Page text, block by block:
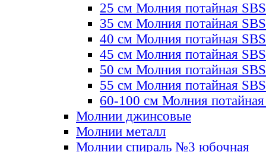
25 см Молния потайная SBS
35 см Молния потайная SBS
40 см Молния потайная SBS
45 см Молния потайная SBS
50 см Молния потайная SBS
55 см Молния потайная SBS
60-100 см Молния
Молнии джинсовые
Молнии металл
Молнии спираль №3 юбочная